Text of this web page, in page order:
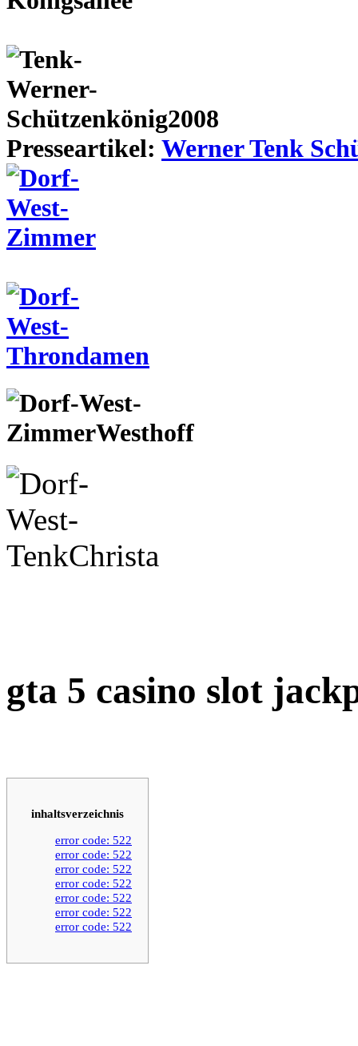
Presseartikel: Werner Tenk
gta 5 casino slot
inhaltsverzeichnis
error code: 522
error code: 522
error code: 522
error code: 522
error code: 522
error code: 522
error code: 522